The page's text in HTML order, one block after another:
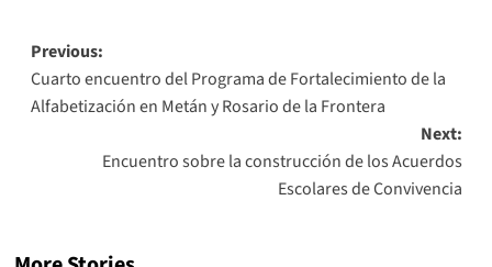
Previous:
Cuarto encuentro del Programa de Fortalecimiento de la
Alfabetización en Metán y Rosario de la Frontera
Next:
Encuentro sobre la construcción de los Acuerdos
Escolares de Convivencia